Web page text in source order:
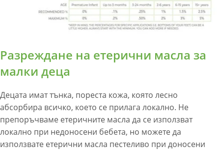
Разреждане на етерични масла за
малки деца
Децата имат тънка, пореста кожа, която лесно
абсорбира всичко, което се прилага локално. Не
препоръчваме етеричните масла да се използват
локално при недоносени бебета, но можете да
използвате етерични масла пестеливо при доносени